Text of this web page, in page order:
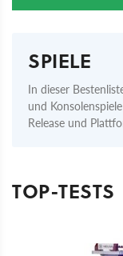
SPIELE
In dieser
und
Release und
TOP-TESTS